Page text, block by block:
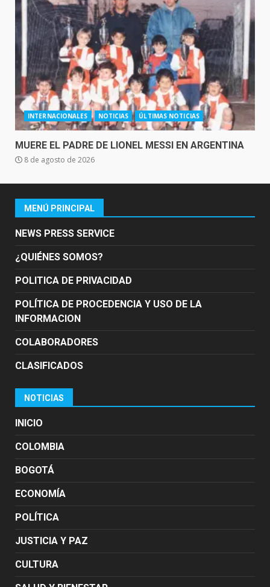
INTERNACIONALES NOTICIAS ÚLTIMAS NOTICIAS
MUERE EL PADRE DE LIONEL MESSI EN ARGENTINA
8 de agosto de 2026
MENÚ PRINCIPAL
NEWS PRESS SERVICE
¿QUIÉNES SOMOS?
POLITICA DE PRIVACIDAD
POLÍTICA DE PROCEDENCIA Y USO DE LA
INFORMACION
COLABORADORES
CLASIFICADOS
NOTICIAS
INICIO
COLOMBIA
BOGOTÁ
ECONOMÍA
POLÍTICA
JUSTICIA Y PAZ
CULTURA